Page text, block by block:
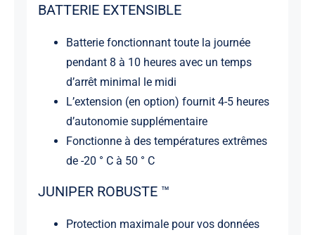
BATTERIE EXTENSIBLE
Batterie fonctionnant toute la journée
pendant 8 à 10 heures avec un temps
d’arrêt minimal le midi
L’extension (en option) fournit 4-5 heures
d’autonomie supplémentaire
Fonctionne à des températures extrêmes
de -20 ° C à 50 ° C
JUNIPER ROBUSTE ™
Protection maximale pour vos données